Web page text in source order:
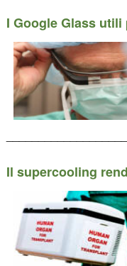
I Google Glass
Il supercooling